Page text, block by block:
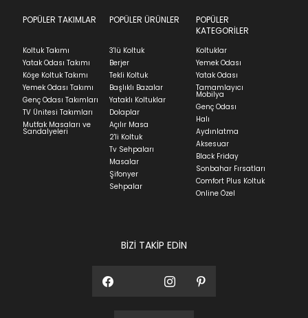
POPÜLER TAKIMLAR
Koltuk Takımı
Yatak Odası Takımı
Köşe Koltuk Takımı
Yemek Odası Takımı
Genç Odası Takımları
TV Ünitesi Takımları
Mutfak Masaları ve
Sandalyeleri
POPÜLER ÜRÜNLER
3'lü Koltuk
Berjer
Tekli Koltuk
Başlıklı Bazalar
Yataklı Koltuklar
Dolaplar
Açılır Masa
2'li Koltuk
Tv Sehpaları
Masalar
Şifonyer
Sehpalar
POPÜLER
KATEGORİLER
Koltuklar
Yemek Odası
Yatak Odası
Tamamlayıcı
Mobilya
Genç Odası
Halı
Aydınlatma
Aksesuar
Black Friday
Sonbahar Fırsatları
Comfort Plus Koltuk
Online Özel
BİZİ TAKİP EDİN